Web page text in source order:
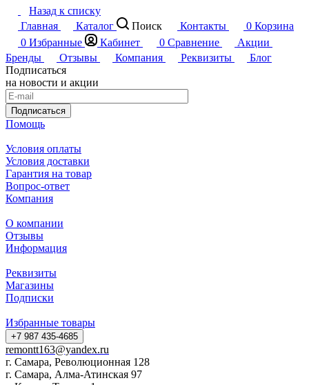
Назад к списку
Главная
Каталог Поиск Контакты 0 Корзина
0 Избранные Кабинет 0 Сравнение
Акции
Бренды
Отзывы Компания Реквизиты
Блог
Подписаться
на новости и акции
Подписаться
Помощь
Условия оплаты
Условия доставки
Гарантия на товар
Вопрос-ответ
Компания
О компании
Отзывы
Информация
Реквизиты
Магазины
Подписки
Избранные товары
+7 987 435-4685
remontt163@yandex.ru
г. Самара, Революционная 128
г. Самара, Алма-Атинская 97